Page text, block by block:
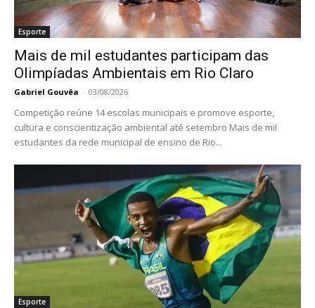
Esporte
Mais de mil estudantes participam das
Olimpíadas Ambientais em Rio Claro
Gabriel Gouvêa - 03/08/2026
Competição reúne 14 escolas municipais e promove esporte,
cultura e conscientização ambiental até setembro Mais de mil
estudantes da rede municipal de ensino de Rio...
Esporte